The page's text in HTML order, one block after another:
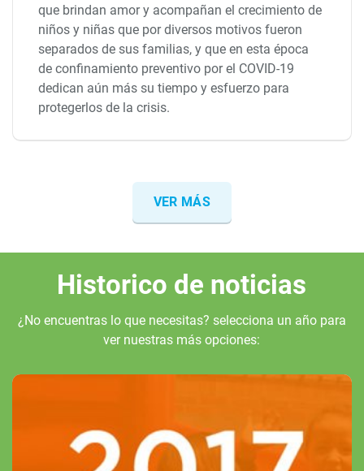
que brindan amor y acompañan el crecimiento de
niños y niñas que por diversos motivos fueron
separados de sus familias, y que en esta época
de confinamiento preventivo por el COVID-19
dedican aún más su tiempo y esfuerzo para
protegerlos de la crisis.
VER MÁS
Historico de noticias
¿No encuentras lo que necesitas? selecciona un año para
ver nuestras más opciones: